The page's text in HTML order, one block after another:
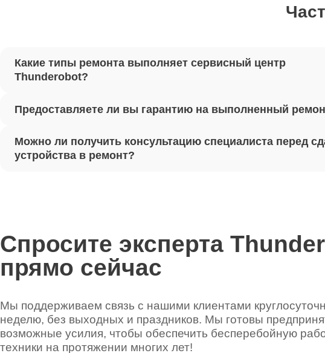
Настройка Wi-
Ремонт петель
Thunderobot
Ремонт
Установка
Ремонт
Какие типы ремонта выполняет сервисный центр
Thunderobot?
Предоставляете ли вы гарантию на выполненный
Можно ли получить консультацию специалиста перед
устройства в ремонт?
Спросите эксперта
прямо сейчас
Мы поддерживаем связь с нашими клиентами
неделю, без выходных и праздников. Мы готовы
возможные усилия, чтобы обеспечить бесперебойную
техники на протяжении многих лет!